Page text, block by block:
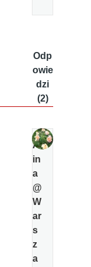
Odp
owie
dzi
(2)
Al
in
a
@
W
ar
s
z
a